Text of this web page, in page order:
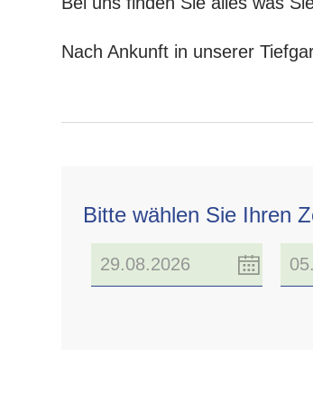
Nach Ankunft in unserer
Bitte wählen Sie Ihren